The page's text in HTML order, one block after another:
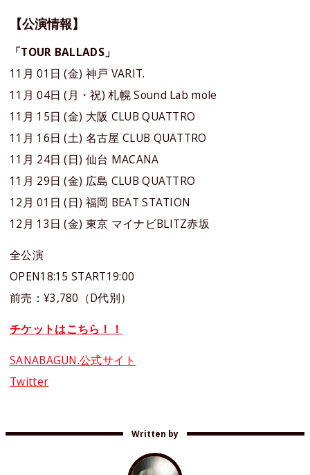
【公演情報】
「TOUR BALLADS」
11月 01日 (金) 神戸 VARIT.
11月 04日 (月・祝) 札幌 Sound Lab mole
11月 15日 (金) 大阪 CLUB QUATTRO
11月 16日 (土) 名古屋 CLUB QUATTRO
11月 24日 (日) 仙台 MACANA
11月 29日 (金) 広島 CLUB QUATTRO
12月 01日 (日) 福岡 BEAT STATION
12月 13日 (金) 東京 マイナビBLITZ赤坂
全公演
OPEN18:15 START19:00
前売：¥3,780（D代別）
チケットはこちら！！
SANABAGUN.公式サイト
Twitter
Written by